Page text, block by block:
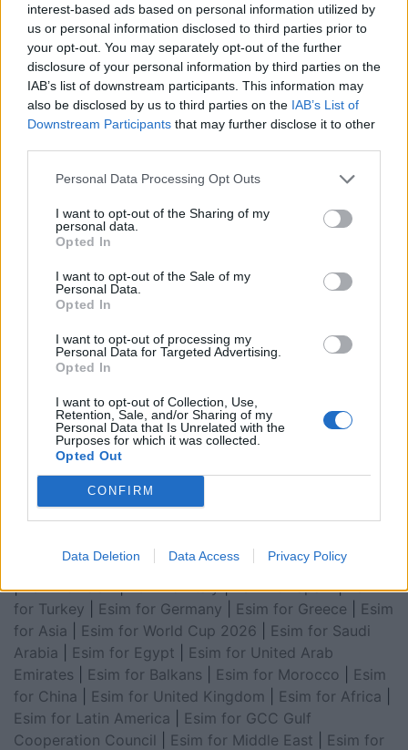
interest-based ads based on personal information utilized by
us or personal information disclosed to third parties prior to
your opt-out. You may separately opt-out of the further
disclosure of your personal information by third parties on the
IAB’s list of downstream participants. This information may
also be disclosed by us to third parties on the IAB’s List of
Downstream Participants that may further disclose it to other
Personal Data Processing Opt Outs
I want to opt-out of the Sharing of my
personal data.
Opted In
I want to opt-out of the Sale of my
Personal Data.
Opted In
I want to opt-out of processing my
Personal Data for Targeted Advertising.
Opted In
I want to opt-out of Collection, Use,
Retention, Sale, and/or Sharing of my
Personal Data that Is Unrelated with the
Purposes for which it was collected.
Opted Out
CONFIRM
Data Deletion Data Access Privacy Policy
Analizë e re: Konsumi i mishit
të kuq shoqërohet me rritje të
rrezikut për kancer pankreatik
Sistemet e Inteligjencës
të kontrolluara
Esim for Global|Esim for Europe |
Esim for Caribbean
|Esim for USA|Esim for Italy|Esim for Spain|Esim
for Turkey
Esim for Germany Esim for Greece
Esim
for Asia
Esim for World Cup 2026
Esim for Saudi
Arabia
Esim for Egypt
Esim for United Arab
Emirates
Esim for Balkans Esim for Morocco
Esim
for China
Esim for United Kingdom Esim for Africa
Esim for Latin America
Esim for GCC Gulf
Cooperation Council
Esim for Middle East
Esim for